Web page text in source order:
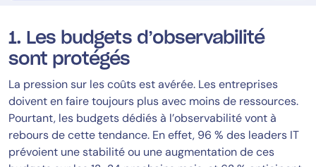
1. Les budgets d’observabilité
sont protégés
La pression sur les coûts est avérée. Les entreprises
doivent en faire toujours plus avec moins de ressources.
Pourtant, les budgets dédiés à l’observabilité vont à
rebours de cette tendance. En effet, 96 % des leaders IT
prévoient une stabilité ou une augmentation de ces